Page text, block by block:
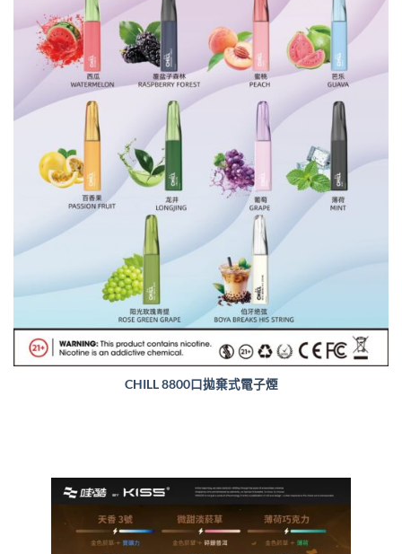
CHILL 8800口拋棄式電子煙